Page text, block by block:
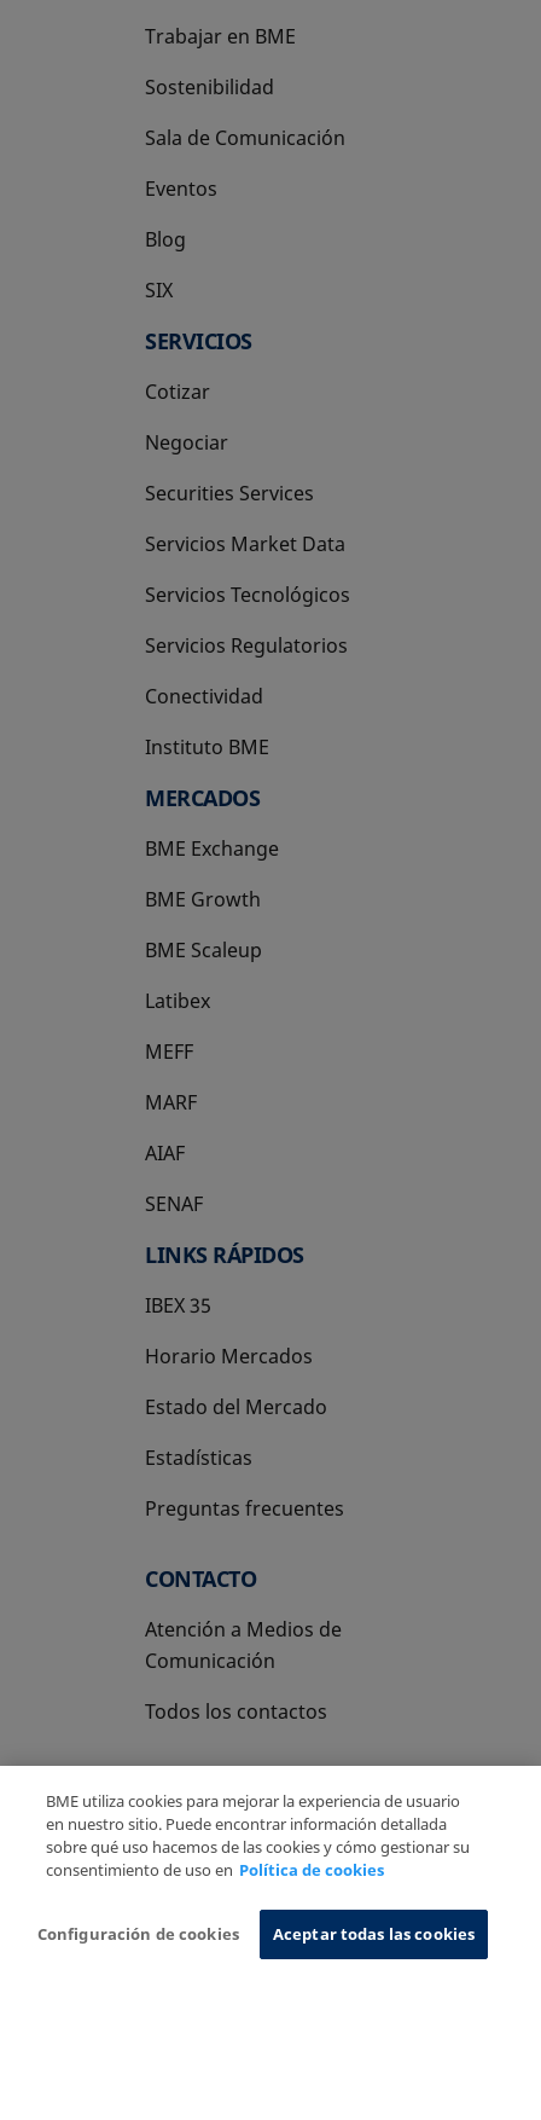
Trabajar en BME
Sostenibilidad
Sala de Comunicación
Eventos
Blog
SIX
se abre en una pestaña nueva
SERVICIOS
Cotizar
Negociar
Securities Services
Servicios Market Data
Servicios Tecnológicos
Servicios Regulatorios
Conectividad
Instituto BME
se abre en una pestaña nueva
MERCADOS
BME Exchange
BME Growth
se abre en una pestaña nueva
BME Scaleup
se abre en una pestaña nueva
Latibex
se abre en una pestaña nueva
MEFF
se abre en una pestaña nueva
MARF
AIAF
SENAF
LINKS RÁPIDOS
IBEX 35
Horario Mercados
Estado del Mercado
Estadísticas
Preguntas frecuentes
CONTACTO
Atención a Medios de
Comunicación
Todos los contactos
Copyright Ⓒ BME 2026
Aviso Legal
Sistema de Información
BME utiliza cookies para mejorar la experiencia de usuario
en nuestro sitio. Puede encontrar información detallada
sobre qué uso hacemos de las cookies y cómo gestionar su
consentimiento de uso en Política de cookies
Configuración de cookies Aceptar todas las cookies